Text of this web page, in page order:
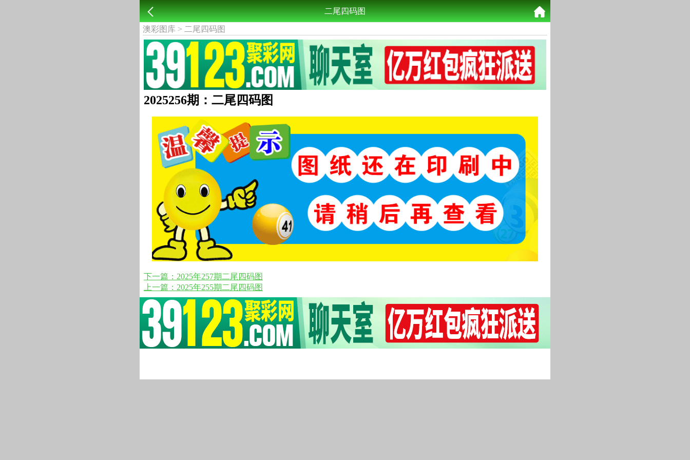
二尾四码图
澳彩图库 > 二尾四码图
2025256期：二尾四码图
下一篇：2025年257期二尾四码图
上一篇：2025年255期二尾四码图